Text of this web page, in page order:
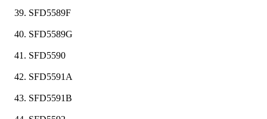
SFD5589F
SFD5589G
SFD5590
SFD5591A
SFD5591B